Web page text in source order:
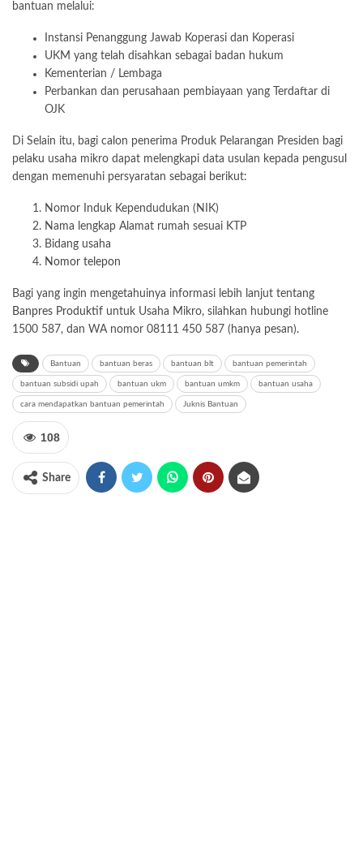
bantuan melalui:
Instansi Penanggung Jawab Koperasi dan Koperasi
UKM yang telah disahkan sebagai badan hukum
Kementerian / Lembaga
Perbankan dan perusahaan pembiayaan yang Terdaftar di
OJK
Di Selain itu, bagi calon penerima Produk Pelarangan Presiden bagi
pelaku usaha mikro dapat melengkapi data usulan kepada pengusul
dengan memenuhi persyaratan sebagai berikut:
Nomor Induk Kependudukan (NIK)
Nama lengkap Alamat rumah sesuai KTP
Bidang usaha
Nomor telepon
Bagi yang ingin mengetahuinya informasi lebih lanjut tentang
Banpres Produktif untuk Usaha Mikro, silahkan hubungi hotline
1500 587, dan WA nomor 08111 450 587 (hanya pesan).
Bantuan bantuan beras bantuan blt bantuan pemerintah
bantuan subsidi upah bantuan ukm bantuan umkm bantuan usaha
cara mendapatkan bantuan pemerintah Juknis Bantuan
108
Share